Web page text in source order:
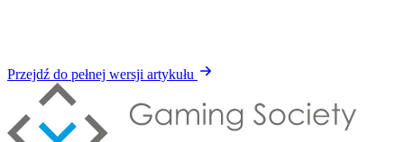
Przejdź do pełnej wersji artykułu